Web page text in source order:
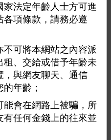
數。
點數20點。
點數10點。
。
耗的點數。
法定年齡人士方可進
各項條款，請務必遵
不可將本網站之內容派
租、交給或借予年齡未
，與網友聊天、通信
年齡；
能會在網路上被騙，所
有任何金錢上的往來並